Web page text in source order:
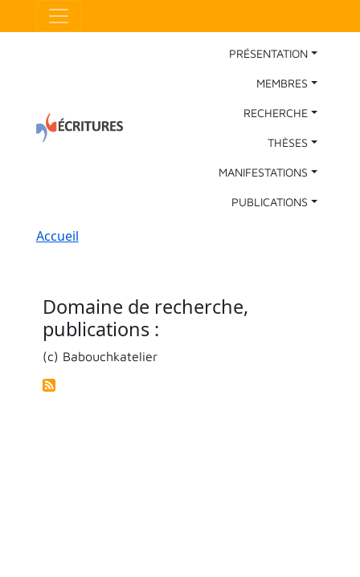
Aller au contenu principal
Main Navigation
PRÉSENTATION
MEMBRES
RECHERCHE
THÈSES
MANIFESTATIONS
PUBLICATIONS
Fil d'Ariane
Accueil
Domaine de recherche,
publications :
(c) Babouchkatelier
Panneau de gestion des cookies